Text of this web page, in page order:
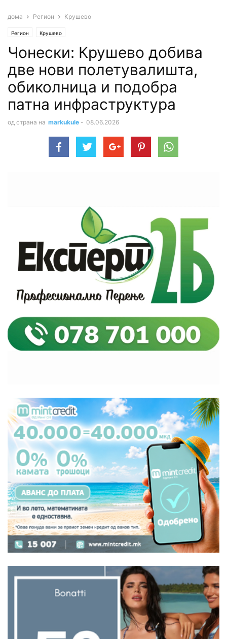
дома Регион Крушево
Регион Крушево
Чонески: Крушево добива
две нови полетувалишта,
обиколница и подобра
патна инфраструктура
од страна на markukule - 08.06.2026